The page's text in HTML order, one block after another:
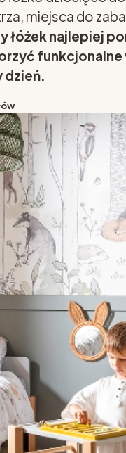
miejsca do
łóżek najlepiej
dzień.